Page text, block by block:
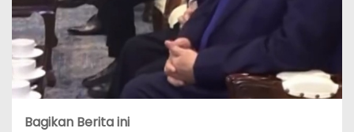
Bagikan Berita ini